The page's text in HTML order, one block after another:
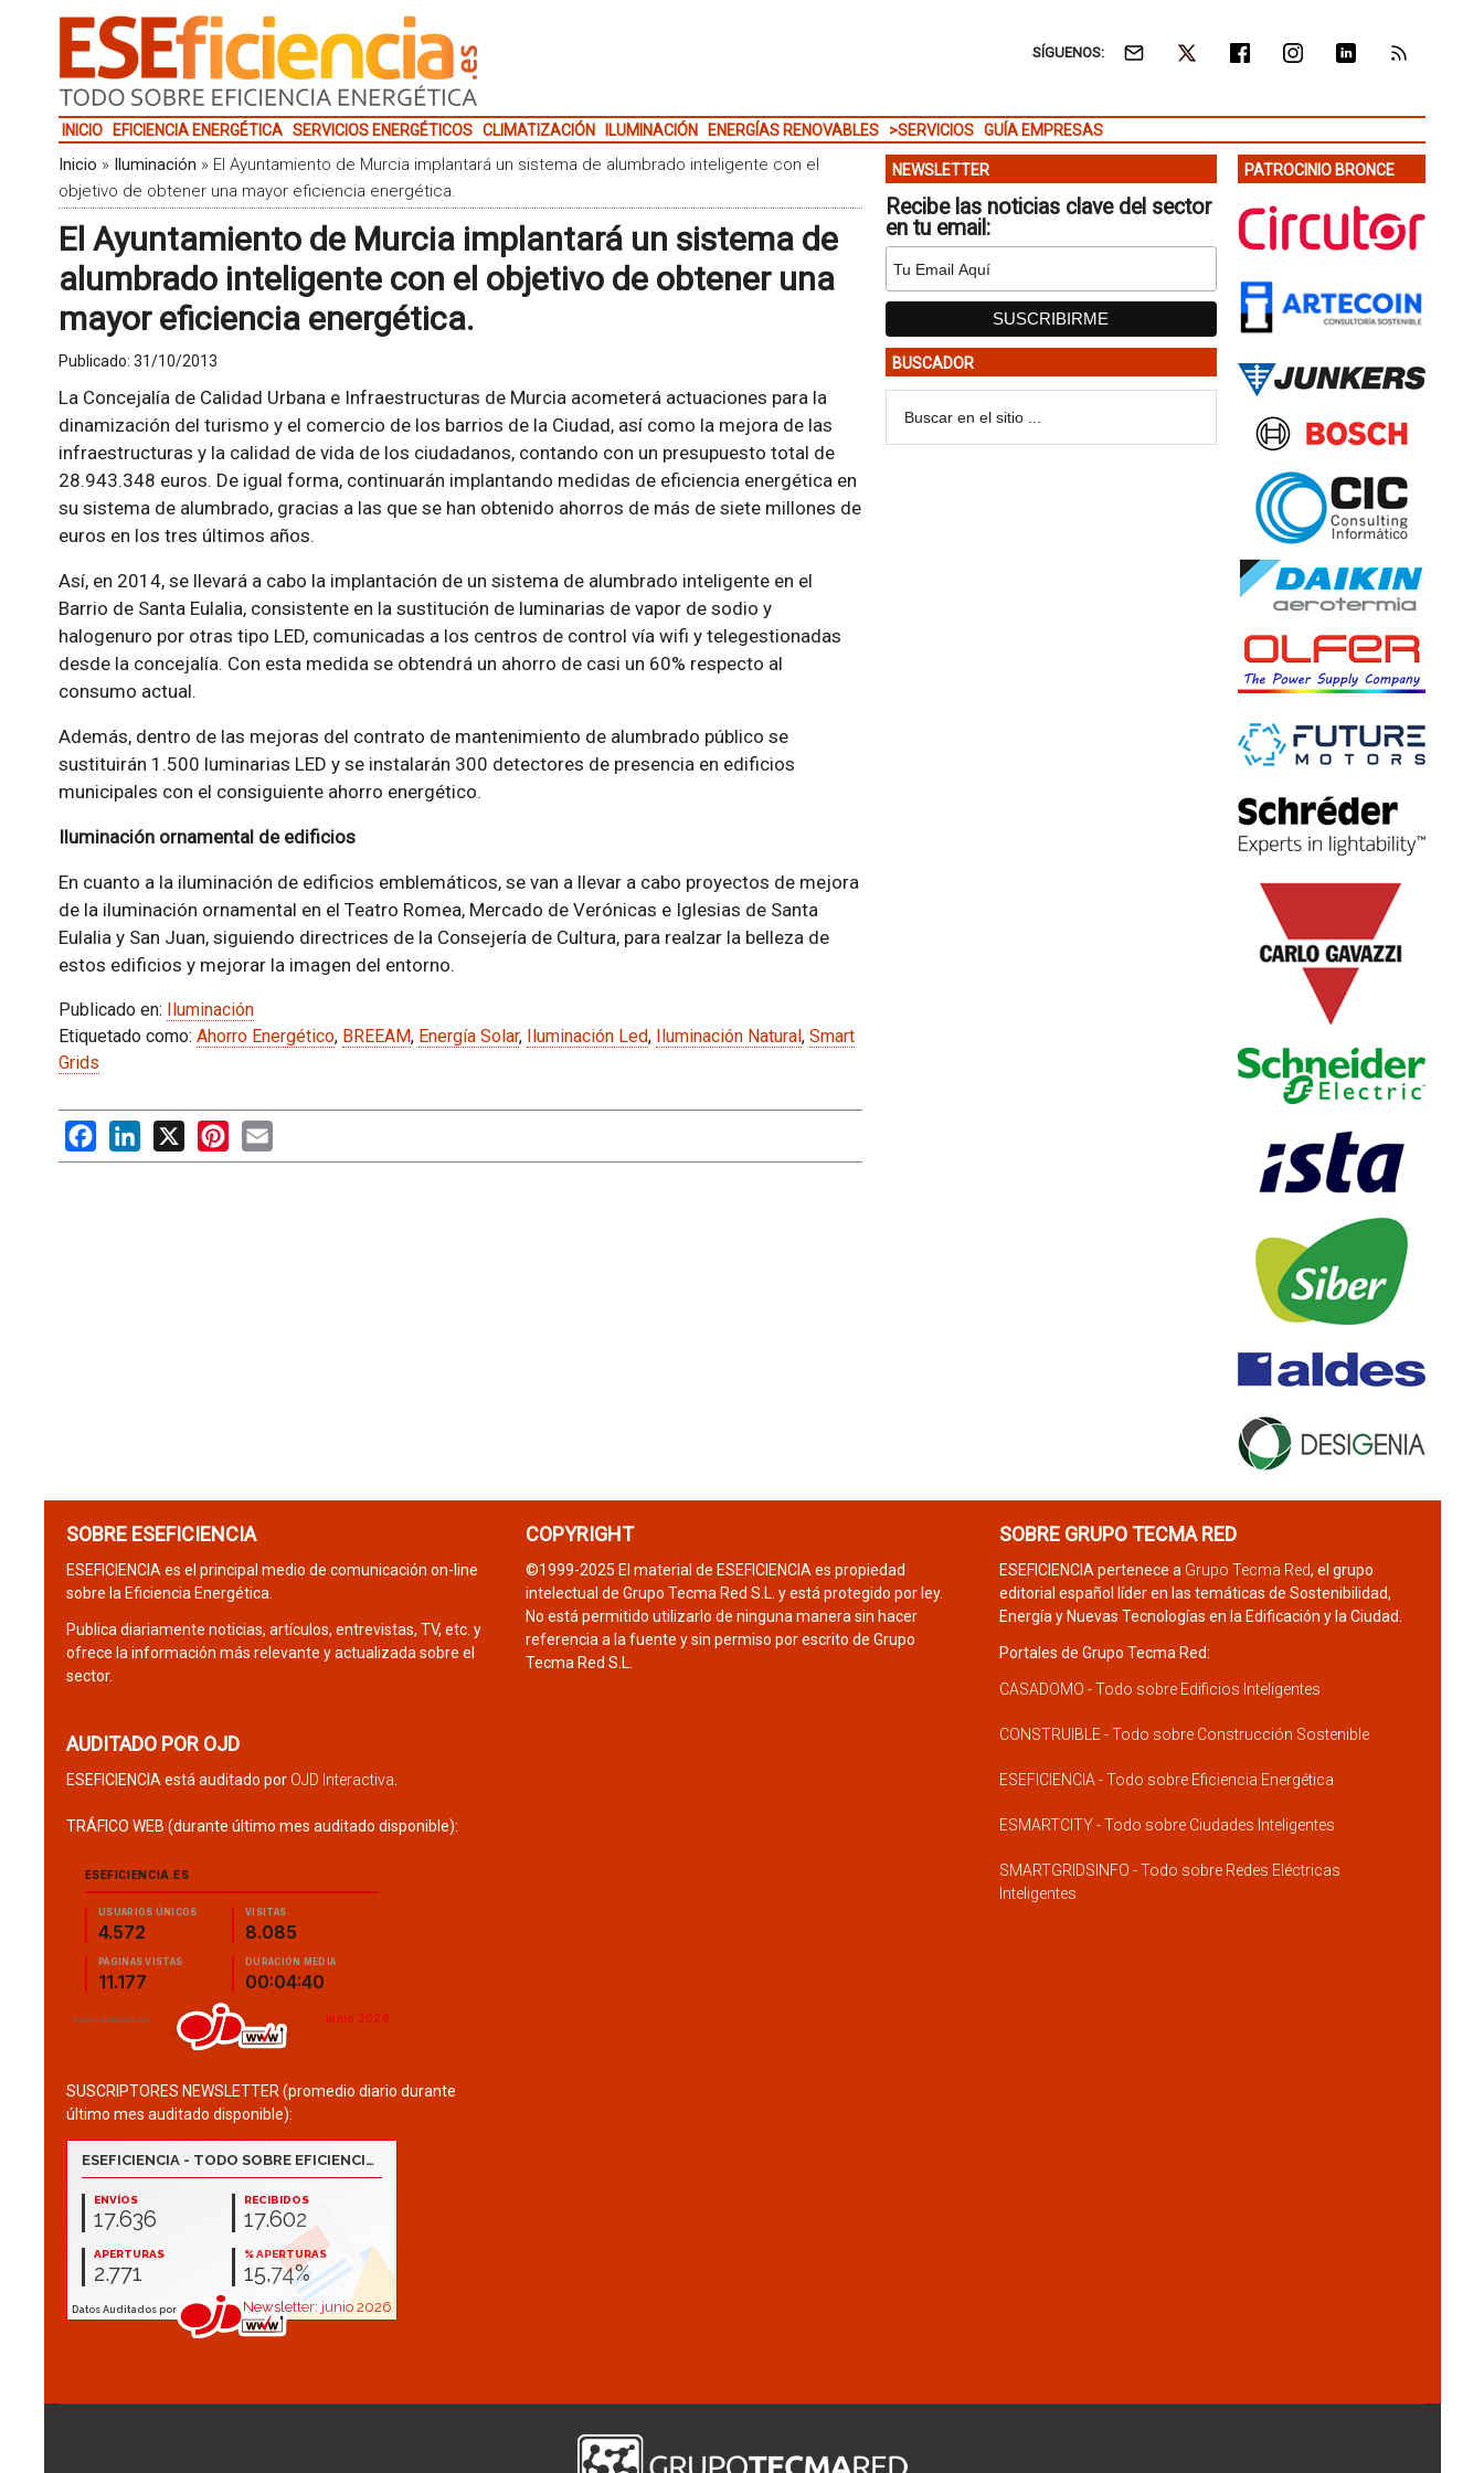
SÍGUENOS:
INICIO EFICIENCIA ENERGÉTICA SERVICIOS ENERGÉTICOS CLIMATIZACIÓN ILUMINACIÓN ENERGÍAS RENOVABLES >SERVICIOS GUÍA EMPRESAS
Inicio » Iluminación » El Ayuntamiento de Murcia implantará un sistema de alumbrado inteligente con el
objetivo de obtener una mayor eficiencia energética.
El Ayuntamiento de Murcia implantará un sistema de
alumbrado inteligente con el objetivo de obtener una
mayor eficiencia energética.
Publicado: 31/10/2013
La Concejalía de Calidad Urbana e Infraestructuras de Murcia acometerá actuaciones para la
dinamización del turismo y el comercio de los barrios de la Ciudad, así como la mejora de las
infraestructuras y la calidad de vida de los ciudadanos, contando con un presupuesto total de
28.943.348 euros. De igual forma, continuarán implantando medidas de eficiencia energética en
su sistema de alumbrado, gracias a las que se han obtenido ahorros de más de siete millones de
euros en los tres últimos años.
Así, en 2014, se llevará a cabo la implantación de un sistema de alumbrado inteligente en el
Barrio de Santa Eulalia, consistente en la sustitución de luminarias de vapor de sodio y
halogenuro por otras tipo LED, comunicadas a los centros de control vía wifi y telegestionadas
desde la concejalía. Con esta medida se obtendrá un ahorro de casi un 60% respecto al
consumo actual.
Además, dentro de las mejoras del contrato de mantenimiento de alumbrado público se
sustituirán 1.500 luminarias LED y se instalarán 300 detectores de presencia en edificios
municipales con el consiguiente ahorro energético.
Iluminación ornamental de edificios
En cuanto a la iluminación de edificios emblemáticos, se van a llevar a cabo proyectos de mejora
de la iluminación ornamental en el Teatro Romea, Mercado de Verónicas e Iglesias de Santa
Eulalia y San Juan, siguiendo directrices de la Consejería de Cultura, para realzar la belleza de
estos edificios y mejorar la imagen del entorno.
Publicado en: Iluminación
Etiquetado como: Ahorro Energético, BREEAM, Energía Solar, Iluminación Led, Iluminación Natural, Smart
Grids
FacebookLinkedIn
X PinterestEmail
NEWSLETTER
Recibe las noticias clave del sector
en tu email:
BUSCADOR
PATROCINIO BRONCE
SOBRE ESEFICIENCIA
ESEFICIENCIA es el principal medio de comunicación on-line
sobre la Eficiencia Energética.
Publica diariamente noticias, artículos, entrevistas, TV, etc. y
ofrece la información más relevante y actualizada sobre el
sector.
AUDITADO POR OJD
ESEFICIENCIA está auditado por OJD Interactiva
TRÁFICO WEB (durante último mes auditado disponible):
SUSCRIPTORES NEWSLETTER (promedio diario durante
último mes auditado disponible):
COPYRIGHT
©1999-2025 El material de ESEFICIENCIA es propiedad
intelectual de Grupo Tecma Red S.L. y está protegido por ley.
No está permitido utilizarlo de ninguna manera sin hacer
referencia a la fuente y sin permiso por escrito de Grupo
Tecma Red S.L.
SOBRE GRUPO TECMA RED
ESEFICIENCIA pertenece a Grupo Tecma Red, el grupo
editorial español líder en las temáticas de Sostenibilidad,
Energía y Nuevas Tecnologías en la Edificación y la Ciudad.
Portales de Grupo Tecma Red:
CASADOMO - Todo sobre Edificios Inteligentes
CONSTRUIBLE - Todo sobre Construcción Sostenible
ESEFICIENCIA - Todo sobre Eficiencia Energética
ESMARTCITY - Todo sobre Ciudades Inteligentes
SMARTGRIDSINFO - Todo sobre Redes Eléctricas
Inteligentes